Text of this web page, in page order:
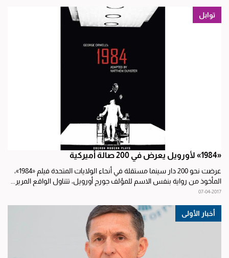
توابل
«1984» لأورويل يعرض في 200 صالة أميركية
عرضت نحو 200 دار سينما مستقلة في أنحاء الولايات المتحدة فيلم «1984»،
المأخوذ من رواية بنفس الاسم للمؤلف جورج أورويل، تتناول الواقع المرير...
07-04-2017
أخبار الأولى